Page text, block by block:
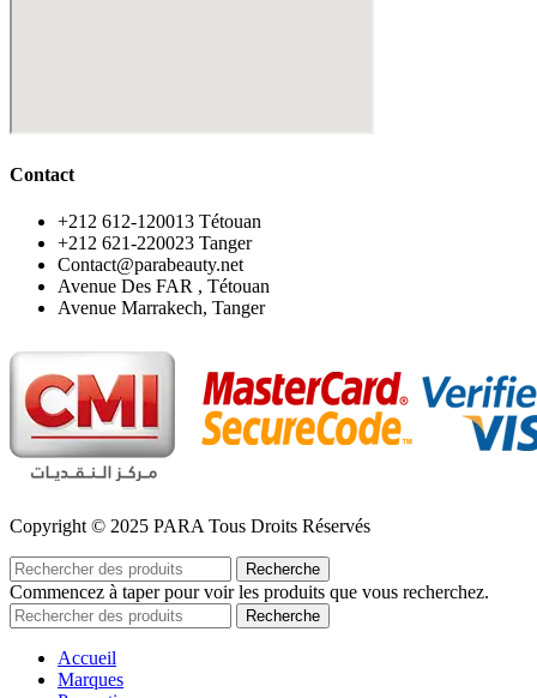
Contact
‪+212 612-120013 Tétouan
‪+212 621-220023 Tanger
Contact@parabeauty.net
Avenue Des FAR , Tétouan
Avenue Marrakech, Tanger
Copyright © 2025 PARA Tous Droits Réservés
Recherche
Commencez à taper pour voir les produits que vous recherchez.
Recherche
Accueil
Marques